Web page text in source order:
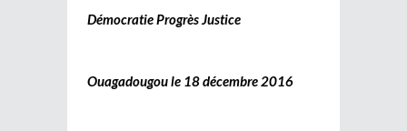
Démocratie Progrès Justice
Ouagadougou le 18 décembre 2016